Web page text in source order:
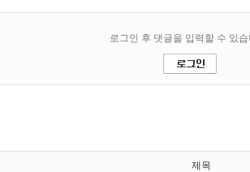
제목